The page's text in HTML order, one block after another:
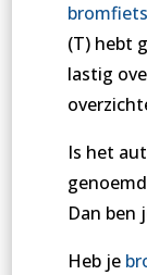
(T) hebt
lastig
Is het
Dan ben
Heb je